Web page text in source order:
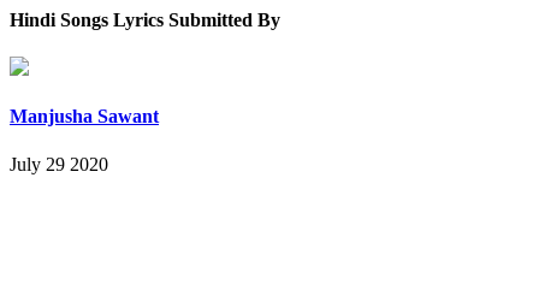
Hindi Songs Lyrics Submitted By
Manjusha Sawant
July 29 2020